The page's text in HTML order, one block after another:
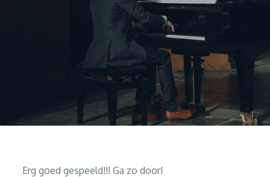
Erg goed gespeeld!!! Ga zo door!